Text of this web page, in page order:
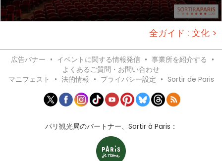
全ガイド : 文化 >
広告バナー • イベントに関する情報発信 • 事業所を紹介する •
よくあるご質問・お問い合わせ
マニフェスト
• 法的情報 • プライバシー設定 • Sortir de Paris
パリ観光局のパートナー、Sortir à Paris：